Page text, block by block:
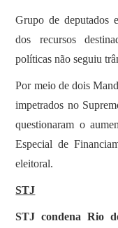
Grupo de deputados
dos recursos
políticas não seguiu
Por meio de dois
impetrados no
questionaram o
Especial de
eleitoral.
STJ
STJ condena Rio